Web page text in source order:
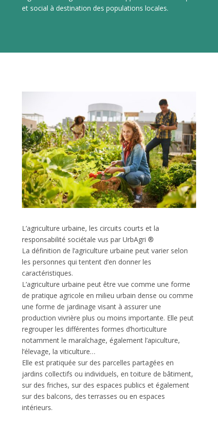
et social à destination des populations locales.
L’agriculture urbaine, les circuits courts et la
responsabilité sociétale vus par UrbAgri ®
La définition de l’agriculture urbaine peut varier selon
les personnes qui tentent d’en donner les
caractéristiques.
L’agriculture urbaine peut être vue comme une forme
de pratique agricole en milieu urbain dense ou comme
une forme de jardinage visant à assurer une
production vivrière plus ou moins importante. Elle peut
regrouper les différentes formes d’horticulture
notamment le maraîchage, également l’apiculture,
l’élevage, la viticulture…
Elle est pratiquée sur des parcelles partagées en
jardins collectifs ou individuels, en toiture de bâtiment,
sur des friches, sur des espaces publics et également
sur des balcons, des terrasses ou en espaces
intérieurs.